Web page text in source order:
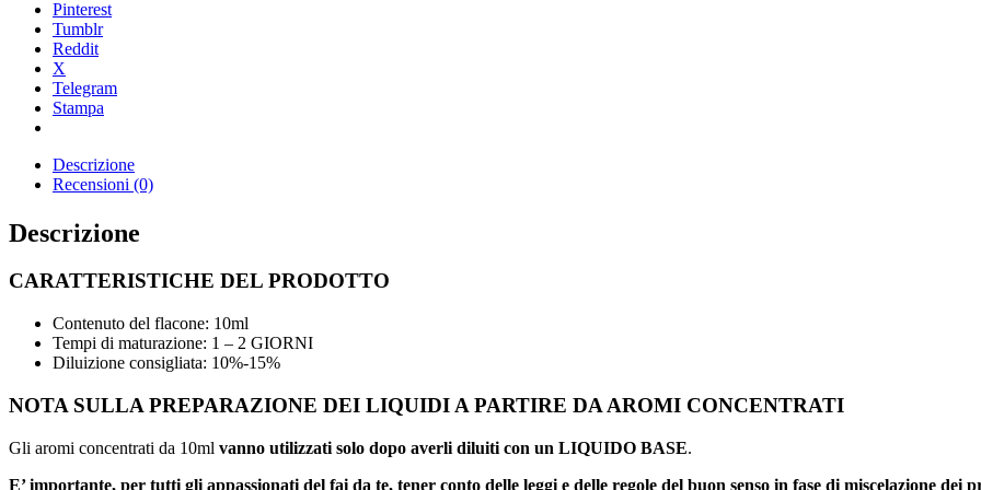
Pinterest
Tumblr
Reddit
X
Telegram
Stampa
Descrizione
Recensioni (0)
Descrizione
CARATTERISTICHE DEL PRODOTTO
Contenuto del flacone: 10ml
Tempi di maturazione: 1 – 2 GIORNI
Diluizione consigliata: 10%-15%
NOTA SULLA PREPARAZIONE DEI LIQUIDI A PARTIRE DA AROMI CONCENTRATI
Gli aromi concentrati da 10ml vanno utilizzati solo dopo averli diluiti con un LIQUIDO BASE.
E’ importante, per tutti gli appassionati del fai da te, tener conto delle leggi e delle regole del buon senso in fase di miscelazione dei